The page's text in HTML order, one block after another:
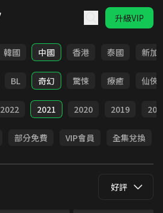
升級VIP
韓國 中國 香港 泰國 新加
BL 奇幻 驚悚 療癒 仙俠
2022 2021 2020 2019
部分免費 VIP會員 全集兌換
好評